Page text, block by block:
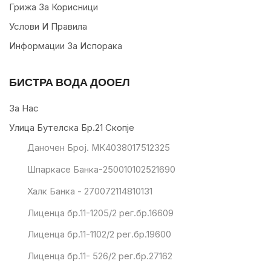
Грижа За Корисници
Услови И Правила
Информации За Испорака
БИСТРА ВОДА ДООЕЛ
За Нас
Улица Бутелска Бр.21 Скопје
Даночен Број. МК4038017512325
Шпаркасе Банка-250010102521690
Халк Банка - 270072114810131
Лиценца бр.11-1205/2 рег.бр.16609
Лиценца бр.11-1102/2 рег.бр.19600
Лиценца бр.11- 526/2 рег.бр.27162